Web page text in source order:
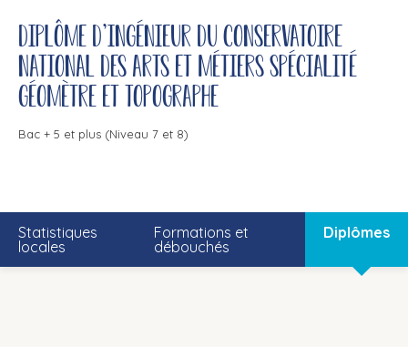
Diplôme d'ingénieur du conservatoire
national des arts et métiers spécialité
géomètre et topographe
Bac + 5 et plus (Niveau 7 et 8)
Statistiques
locales
Formations et
débouchés
Diplômes